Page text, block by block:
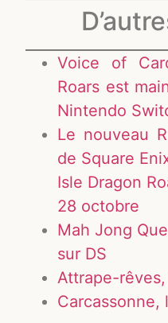
Voice of
Roars est
Nintendo
Le nouveau
de Square
Isle Dragon
28 octobre
Mah Jong
sur DS
Attrape-rêves,
Carcassonne,